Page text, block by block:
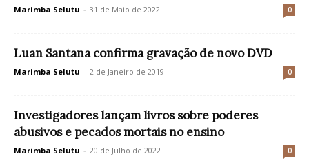
Marimba Selutu - 31 de Maio de 2022 0
Luan Santana confirma gravação de novo DVD
Marimba Selutu - 2 de Janeiro de 2019 0
Investigadores lançam livros sobre poderes
abusivos e pecados mortais no ensino
Marimba Selutu - 20 de Julho de 2022 0